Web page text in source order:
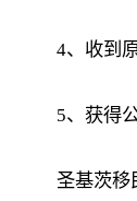
4、收到原
5、获得公
圣基茨移民